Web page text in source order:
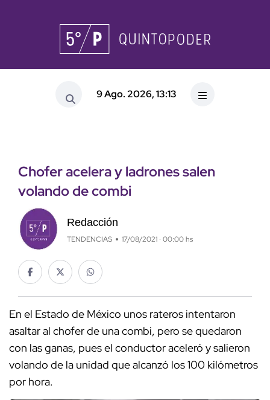
9 Ago. 2026, 13:13
Chofer acelera y ladrones salen
volando de combi
Redacción
TENDENCIAS 17/08/2021 · 00:00 hs
En el Estado de México unos rateros intentaron
asaltar al chofer de una combi, pero se quedaron
con las ganas, pues el conductor aceleró y salieron
volando de la unidad que alcanzó los 100 kilómetros
por hora.